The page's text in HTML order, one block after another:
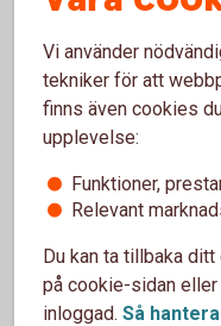
Mercedes
Trafik, hel och
försäkringarna?
gälla?
Om man
täcker
Vi använder
tekniker för att
finns även cookies
upplevelse:
Funktioner,
Relevant
Du kan ta tillbaka
på cookie-sidan eller
inloggad. Så